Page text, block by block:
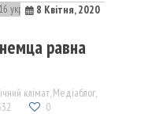
равна
клімат,Медіаблог
0
8 Квітня, 2020